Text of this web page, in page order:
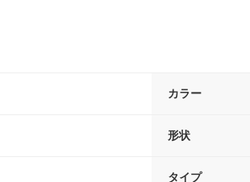
カラー
形状
タイプ